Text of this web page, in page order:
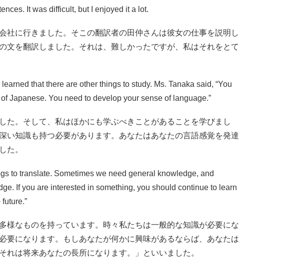
It was difficult, but I enjoyed it a lot.
社に行きました。そこの翻訳者の田仲さんは彼女の仕事を説明し
文を翻訳しました。それは、難しかったですが、私はそれをとて
that there are other things to study. Ms. Tanaka said, “You
Japanese. You need to develop your sense of language.”
た。そして、私はほかにも学ぶべきことがあることを学びまし
い知識も持つ必要があります。あなたはあなたの言語感覚を発達
た。
to translate. Sometimes we need general knowledge, and
If you are interested in something, you should continue to learn
様なものを持っています。時々私たちは一般的な知識が必要にな
要になります。もしあなたが何かに興味があるならば、あなたは
れは将来あなたの長所になります。」といいました。